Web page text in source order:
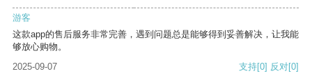
游客
这款app的售后服务非常完善，遇到问题总是能够得到妥善解决，让我能
够放心购物。
2025-09-07
支持[0] 反对[0]